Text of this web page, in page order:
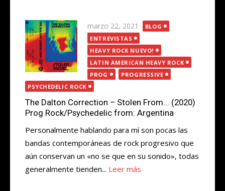
Publicada
el
marzo 22, 2021
BLOG
ENTREVISTAS
HEAVY ROCK NUEVO!
LATIN AMERICAN HEAVY ROCK
PROG
PROGRESSIVE
PSYCHEDELIC ROCK
The Dalton Correction – Stolen From​.​.​. (2020)
Prog Rock/Psychedelic from: Argentina
Personalmente hablando para mí son pocas las
bandas contemporáneas de rock progresivo que
aún conservan un «no se que en su sonido», todas
generalmente tienden... Leer más